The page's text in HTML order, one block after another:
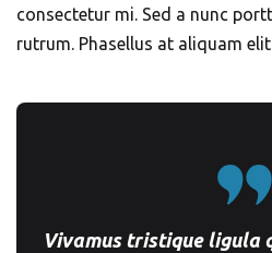
consectetur mi. Sed a nunc
rutrum. Phasellus at aliquam
Vivamus tristique ligula